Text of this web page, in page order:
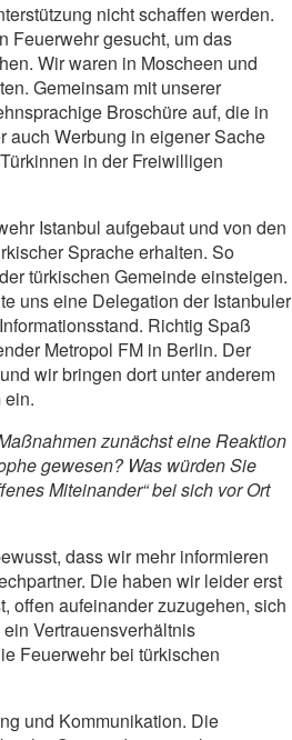
nicht schaffen werden.
Feuerwehr gesucht, um das
Wir waren in Moscheen und
Gemeinsam mit unserer
Broschüre auf, die in
auch Werbung in eigener Sache
in der Freiwilligen
Istanbul aufgebaut und von den
Sprache erhalten. So
türkischen Gemeinde einsteigen.
uns eine Delegation der Istanbuler
Richtig Spaß
Metropol FM in Berlin. Der
wir bringen dort unter anderem
ein.
zunächst eine Reaktion
gewesen? Was würden Sie
Miteinander“ bei sich vor Ort
dass wir mehr informieren
Die haben wir leider erst
offen aufeinander zuzugehen, sich
Vertrauensverhältnis
Feuerwehr bei türkischen
und Kommunikation. Die